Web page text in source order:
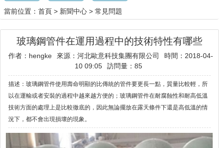
當前位置： 首頁 > 新聞中心 > 常見問題
玻璃鋼管件在運用過程中的技術特性有哪些
作者：hengke 來源：河北歐意科技集團有限公司
時間：2018-04-
10 09:05
訪問量：85
描述：玻璃鋼管件使用壽命明顯的比傳統的管件要更長一點，質量比較輕，所
以在運輸或者安裝的過程中越來越方便的；玻璃鋼管件在耐腐蝕性和耐高低溫
技術方面的處理上是比較徹底的，因此無論擺放在露天條件下還是高低溫的情
況下，都不會出現損壞的現象。